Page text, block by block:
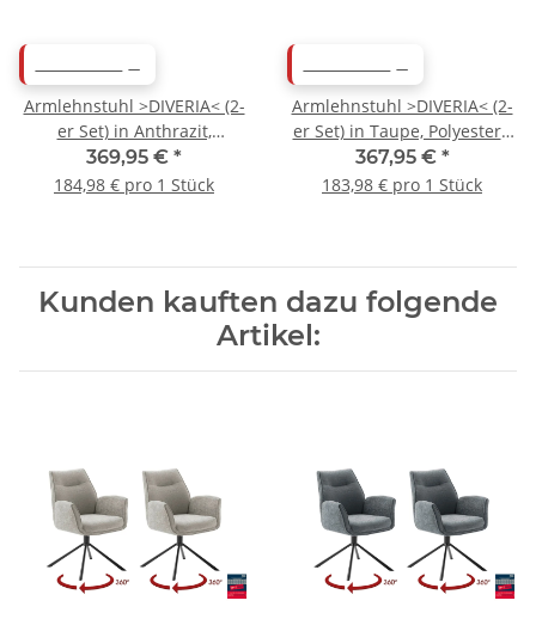
Armlehnstuhl >DIVERIA< (2-
er Set) in Anthrazit,
Polyester - 64x90x66cm
(BxHxT)
369,95 € *
184,98 € pro 1 Stück
Armlehnstuhl >DIVERIA< (2-
er Set) in Taupe, Polyester -
64x90x66cm (BxHxT)
367,95 € *
183,98 € pro 1 Stück
Kunden kauften dazu folgende
Artikel: